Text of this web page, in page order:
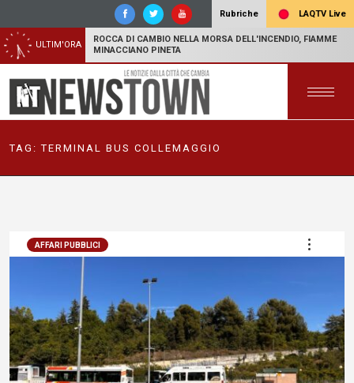
Rubriche LAQTV Live
ULTIM'ORA
ROCCA DI CAMBIO NELLA MORSA DELL'INCENDIO, FIAMME
MINACCIANO PINETA
TAG:TERMINAL BUS COLLEMAGGIO
AFFARI PUBBLICI